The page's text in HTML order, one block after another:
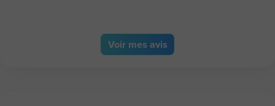
Voir mes avis